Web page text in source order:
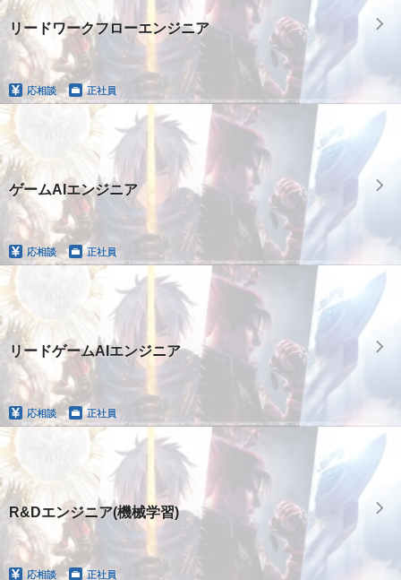
リードワークフローエンジニア
応相談 正社員
ゲームAIエンジニア
応相談 正社員
リードゲームAIエンジニア
応相談 正社員
R&Dエンジニア(機械学習)
応相談 正社員